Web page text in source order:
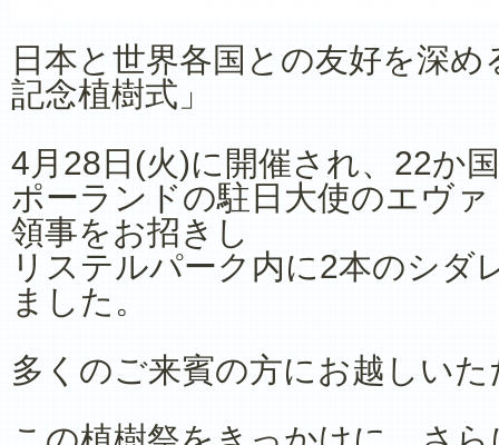
日本と世界各国との友好を深
記念植樹式」
4月28日(火)に開催され、22か
ポーランドの駐日大使のエヴ
領事をお招きし
リステルパーク内に2本のシダ
ました。
多くのご来賓の方にお越しい